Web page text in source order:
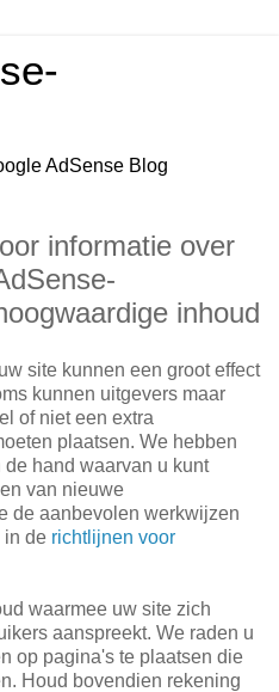
AdSense Blog
informatie over
inhoud
site kunnen een groot effect
kunnen uitgevers maar
of niet een extra
plaatsen. We hebben
hand waarvan u kunt
van nieuwe
de aanbevolen werkwijzen
in de richtlijnen voor
waarmee uw site zich
aanspreekt. We raden u
op pagina's te plaatsen die
Houd bovendien rekening